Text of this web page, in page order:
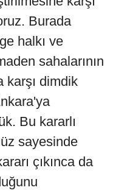
Burada
halkı ve
sahalarının
karşı dimdik
Bu kararlı
sayesinde
çıkınca da